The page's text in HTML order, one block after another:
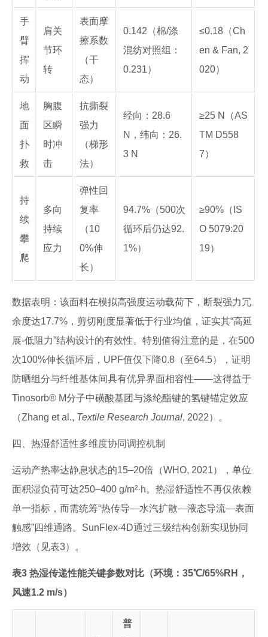
手
臂
挥
动
肩关
节环
转
表面摩
擦系数
（干
态）
0.142（棉/涤
混纺对照组：
0.231）
≤0.18（Ch
en & Fan, 2
020）
地
面
扑
救
胸腹
区瞬
时冲
击
抗撕裂
强力
（梯形
法）
经向：28.6
N，纬向：26.
3 N
≥25 N（AS
TM D558
7）
持
续
攀
爬
多向
持续
应力
弹性回
复率
（10
0%伸
长）
94.7%（500次
循环后仍达92.
1%）
≥90%（IS
O 5079:20
19）
数据表明：该面料在模拟高强度运动载荷下，断裂强力冗
余度达17.7%，剪切刚度显著低于行业均值，证实其“高延
展-低阻力”结构设计的有效性。特别值得注意的是，在500
次100%伸长循环后，UPF值仅下降0.8（至64.5），证明
防晒组分与纤维基体间具有优异界面相容性——这得益于
Tinosorb® M分子中磺酸基团与涤纶酯键的氢键锚定效应
（Zhang et al., Textile Research Journal, 2022）。
四、热湿舒适性多维度协同调控机制
运动产热率达静息状态的15–20倍（WHO, 2021），单位
面积湿负荷可达250–400 g/m²·h。热湿舒适性不再仅依赖
单一指标，而需统筹“热传导—水汽扩散—液态导流—表面
触感”四维通路。SunFlex-4D通过三级结构创新实现协同
增效（见表3）。
表3 热湿传递性能关键参数对比（环境：35℃/65%RH，
风速1.2 m/s）
普